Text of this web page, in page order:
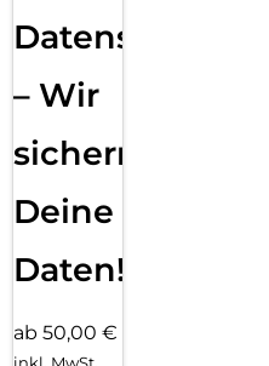
Datensicherung
– Wir
sichern
Deine
Daten!
ab 50,00 €